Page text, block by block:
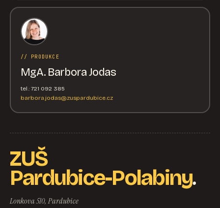
// PRODUKCE
MgA. Barbora Jodas
tel.: 721 092 385
barbora.jodas@zuspardubice.cz
ZUŠ
Pardubice-Polabiny.
Lonkova 510, Pardubice